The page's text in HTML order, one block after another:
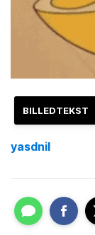
BILLEDTEKST
yasdnil